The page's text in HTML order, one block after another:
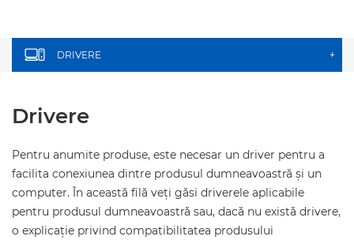
DRIVERE +
Drivere
Pentru anumite produse, este necesar un driver pentru a
facilita conexiunea dintre produsul dumneavoastră şi un
computer. În această filă veţi găsi driverele aplicabile
pentru produsul dumneavoastră sau, dacă nu există drivere,
o explicaţie privind compatibilitatea produsului